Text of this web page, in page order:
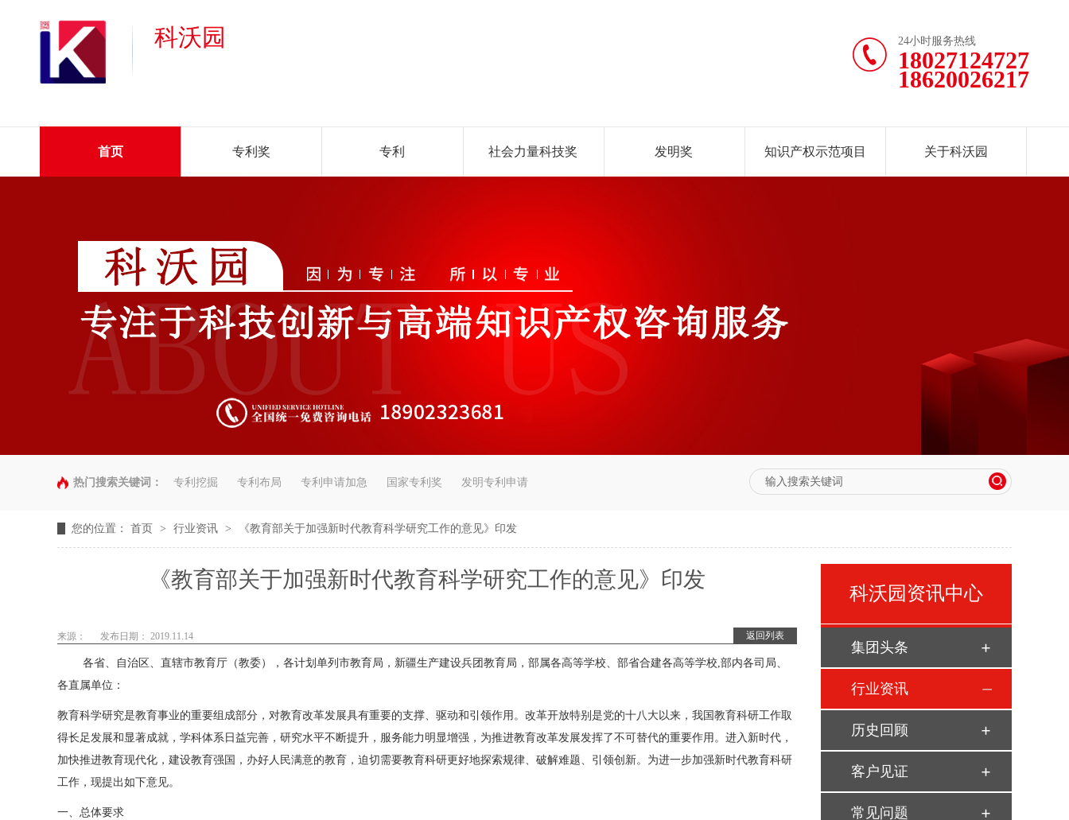
24小时服务热线
18027124727
18620026217
科沃园
首页 专利奖 专利 社会力量科技奖 发明奖 知识产权示范项目 关于科沃园
热门搜索关键词： 专利挖掘 专利布局 专利申请加急 国家专利奖 发明专利申请
您的位置： 首页 > 行业资讯 > 《教育部关于加强新时代教育科学研究工作的意见》印发
《教育部关于加强新时代教育科学研究工作的意见》印发
返回列表
来源： 发布日期： 2019.11.14
各省、自治区、直辖市教育厅（教委），各计划单列市教育局，新疆生产建设兵团教育局，部属各高等学校、部省合建各高等学校,部内各司局、
各直属单位：
教育科学研究是教育事业的重要组成部分，对教育改革发展具有重要的支撑、驱动和引领作用。改革开放特别是党的十八大以来，我国教育科研工作取
得长足发展和显著成就，学科体系日益完善，研究水平不断提升，服务能力明显增强，为推进教育改革发展发挥了不可替代的重要作用。进入新时代，
加快推进教育现代化，建设教育强国，办好人民满意的教育，迫切需要教育科研更好地探索规律、破解难题、引领创新。为进一步加强新时代教育科研
工作，现提出如下意见。
一、总体要求
科沃园资讯中心
集团头条
行业资讯
历史回顾
客户见证
常见问题